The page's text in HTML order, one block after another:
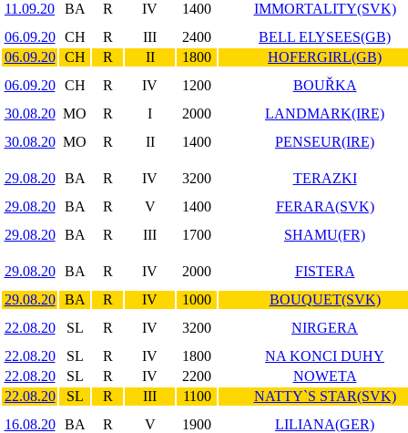
11.09.20 BA R IV 1400
IMMORTALITY(SVK)
06.09.20
CH R III 2400
BELL ELYSEES(GB)
06.09.20
CH R II 1800
HOFERGIRL(GB)
06.09.20
CH R IV 1200
BOUŘKA
30.08.20 MO R I 2000
LANDMARK(IRE)
30.08.20 MO R II 1400 PENSEUR(IRE)
29.08.20 BA R IV 3200
TERAZKI
29.08.20
BA R V 1400
FERARA(SVK)
29.08.20
BA R III 1700 SHAMU(FR)
29.08.20 BA R IV 2000
FISTERA
29.08.20
BA R IV 1000
BOUQUET(SVK)
22.08.20
SL R IV 3200
NIRGERA
22.08.20
SL R IV 1800
NA KONCI DUHY
22.08.20
SL R IV 2200
NOWETA
22.08.20
SL R III 1100
NATTY`S STAR(SVK)
16.08.20
BA R V 1900
LILIANA(GER)